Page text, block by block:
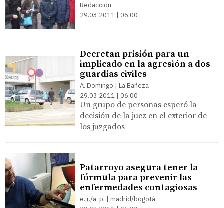
Redacción
29.03.2011 | 06:00
Decretan prisión para un
implicado en la agresión a dos
guardias civiles
A. Domingo | La Bañeza
29.03.2011 | 06:00
Un grupo de personas esperó la
decisión de la juez en el exterior de
los juzgados
Patarroyo asegura tener la
fórmula para prevenir las
enfermedades contagiosas
e. r./a. p. | madrid/bogotá